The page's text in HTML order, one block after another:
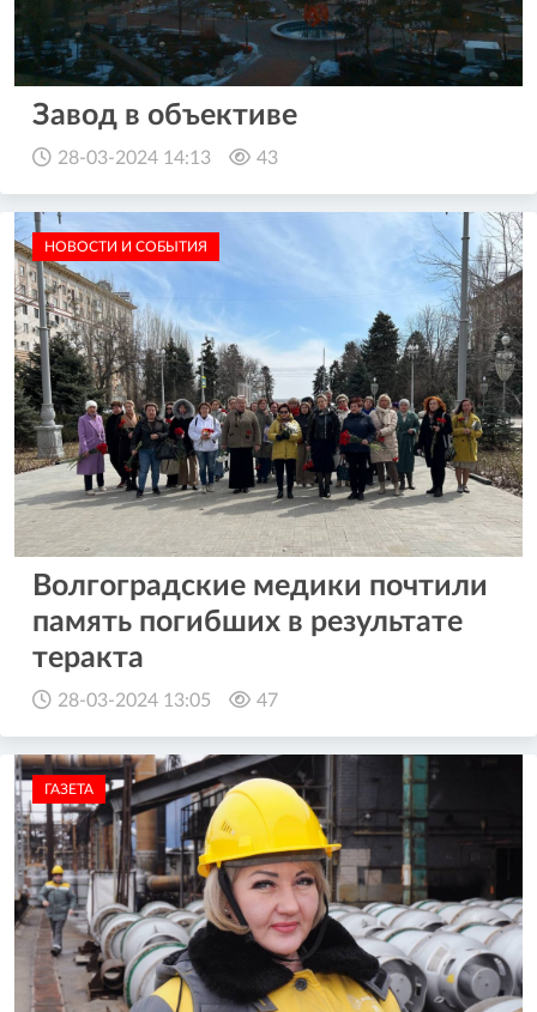
Завод в объективе
28-03-2024 14:13 43
НОВОСТИ И СОБЫТИЯ
Волгоградские медики почтили
память погибших в результате
теракта
28-03-2024 13:05 47
ГАЗЕТА